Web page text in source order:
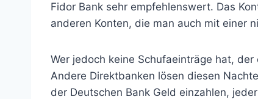
Fidor Bank sehr empfehlenswert. Das
anderen Konten, die man auch mit einer
Wer jedoch keine Schufaeinträge hat,
Andere Direktbanken lösen diesen
der Deutschen Bank Geld einzahlen,